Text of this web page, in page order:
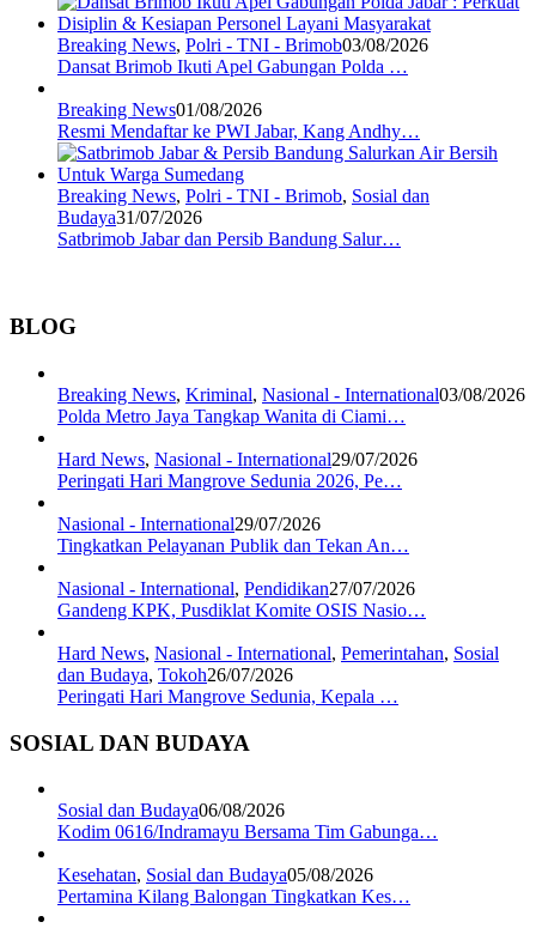
Breaking News, Polri - TNI - Brimob03/08/2026
Dansat Brimob Ikuti Apel Gabungan Polda …
Breaking News01/08/2026
Resmi Mendaftar ke PWI Jabar, Kang Andhy…
Breaking News, Polri - TNI - Brimob, Sosial dan
Budaya31/07/2026
Satbrimob Jabar dan Persib Bandung Salur…
BLOG
Breaking News, Kriminal, Nasional - International03/08/2026
Polda Metro Jaya Tangkap Wanita di Ciami…
Hard News, Nasional - International29/07/2026
Peringati Hari Mangrove Sedunia 2026, Pe…
Nasional - International29/07/2026
Tingkatkan Pelayanan Publik dan Tekan An…
Nasional - International, Pendidikan27/07/2026
Gandeng KPK, Pusdiklat Komite OSIS Nasio…
Hard News, Nasional - International, Pemerintahan, Sosial
dan Budaya, Tokoh26/07/2026
Peringati Hari Mangrove Sedunia, Kepala …
SOSIAL DAN BUDAYA
Sosial dan Budaya06/08/2026
Kodim 0616/Indramayu Bersama Tim Gabunga…
Kesehatan, Sosial dan Budaya05/08/2026
Pertamina Kilang Balongan Tingkatkan Kes…